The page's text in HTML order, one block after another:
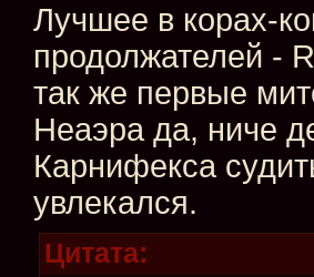
Лучшее в корах-
продолжателей -
так же первые
Неаэра да, ниче
Карнифекса
увлекался.
Цитата: